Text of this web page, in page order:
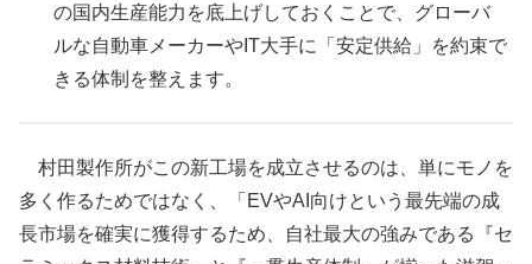
の国内生産能力を底上げしておくことで、グローバ
ルな自動車メーカーやIT大手に「安定供給」を約束で
きる体制を整えます。
村田製作所がこの新工場を成立させるのは、単にモノを
多く作るためではなく、「EVやAI向けという最先端の成
長市場を確実に獲得するため、自社最大の強みである『セ